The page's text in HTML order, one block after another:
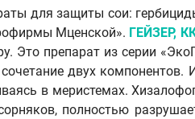
для защиты сои:
Мценской». ГЕЙЗЕР,
Это препарат из серии
двух
в меристемах.
полностью